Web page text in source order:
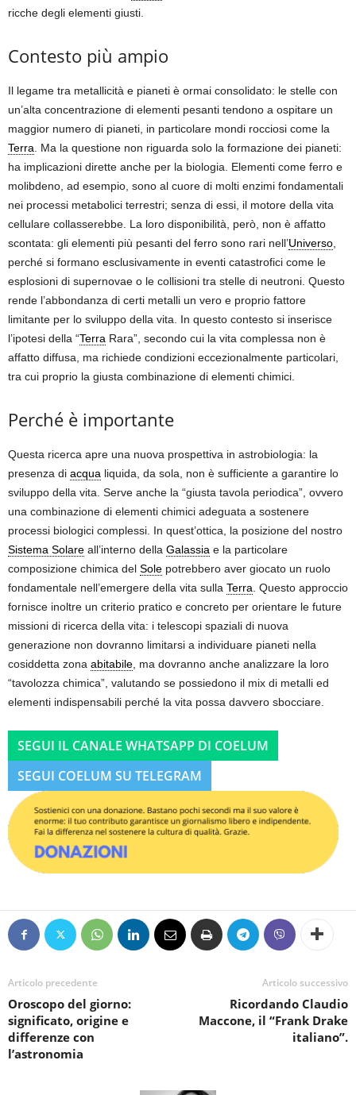
ricche degli elementi giusti.
Contesto più ampio
Il legame tra metallicità e pianeti è ormai consolidato: le stelle con
un’alta concentrazione di elementi pesanti tendono a ospitare un
maggior numero di pianeti, in particolare mondi rocciosi come la
Terra . Ma la questione non riguarda solo la formazione dei pianeti:
ha implicazioni dirette anche per la biologia. Elementi come ferro e
molibdeno, ad esempio, sono al cuore di molti enzimi fondamentali
nei processi metabolici terrestri; senza di essi, il motore della vita
cellulare collasserebbe. La loro disponibilità, però, non è affatto
scontata: gli elementi più pesanti del ferro sono rari nell’Universo
perché si formano esclusivamente in eventi catastrofici come le
esplosioni di supernovae o le collisioni tra stelle di neutroni. Questo
rende l’abbondanza di certi metalli un vero e proprio fattore
limitante per lo sviluppo della vita. In questo contesto si inserisce
l’ipotesi della “Terra Rara”, secondo cui la vita complessa non è
affatto diffusa, ma richiede condizioni eccezionalmente particolari,
tra cui proprio la giusta combinazione di elementi chimici.
Perché è importante
Questa ricerca apre una nuova prospettiva in astrobiologia: la
presenza di acqua liquida, da sola, non è sufficiente a garantire lo
sviluppo della vita. Serve anche la “giusta tavola periodica”, ovvero
una combinazione di elementi chimici adeguata a sostenere
processi biologici complessi. In quest’ottica, la posizione del nostro
Sistema Solare all’interno della Galassia e la particolare
composizione chimica del Sole potrebbero aver giocato un ruolo
fondamentale nell’emergere della vita sulla Terra . Questo approccio
fornisce inoltre un criterio pratico e concreto per orientare le future
missioni di ricerca della vita: i telescopi spaziali di nuova
generazione non dovranno limitarsi a individuare pianeti nella
cosiddetta zona abitabile , ma dovranno anche analizzare la loro
“tavolozza chimica”, valutando se possiedono il mix di metalli ed
elementi indispensabili perché la vita possa davvero sbocciare.
SEGUI IL CANALE WHATSAPP DI COELUM
SEGUI COELUM SU TELEGRAM
Articolo precedente
Oroscopo del giorno:
significato, origine e
differenze con
l’astronomia
Articolo successivo
Ricordando Claudio
Maccone, il “Frank Drake
italiano”.